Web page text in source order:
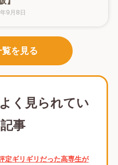
9月8日
を見る
く見られてい
事
定ギリギリだった高専生が